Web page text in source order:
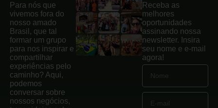
Para nós que
vivemos fora do
nosso amado
Brasil, que tal
formar um grupo
para nos inspirar e
compartilhar
experiências pelo
caminho? Aqui,
podemos
conversar sobre
nossos negócios,
Receba as
melhores
oportunidades
assinando nossa
newsletter. Insira
seu nome e e-mail
agora!